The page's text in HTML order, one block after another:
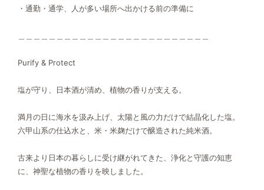
・通勤・通学、人が多い場所へ出かける前の準備に
Purify & Protect
塩が守り、日本酒が清め、植物の香りが支える。
満月の日に海水を汲み上げ、太陽と風の力だけで結晶化した塩。
六甲山系の仕込水と、米・米麹だけで醸造された純米酒。
古来より日本の暮らしに受け継がれてきた、浄化と守護の知恵
に、神聖な植物の香りを映しました。